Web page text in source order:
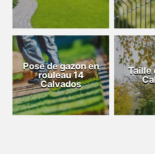
Pose de gazon en
rouleau 14
Calvados
Taille